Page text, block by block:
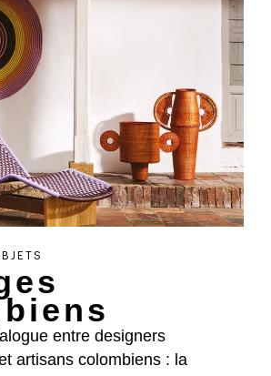
entre designers
artisans colombiens : la